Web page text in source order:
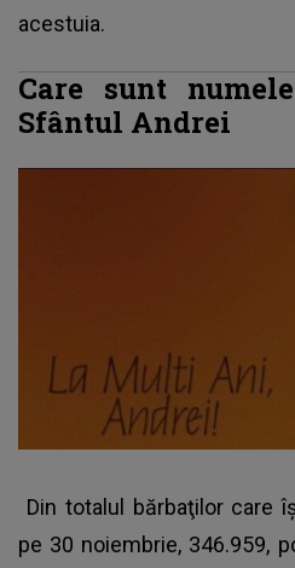
acestuia.
Care sunt
Sfântul Andrei
Din totalul bărbaţilor care
pe 30 noiembrie, 346.959,